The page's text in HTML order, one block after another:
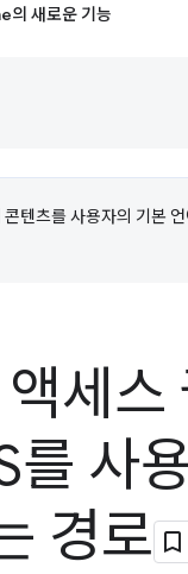
의 새로운 기능
텐츠를 사용자의 기본
세
를 사
경로